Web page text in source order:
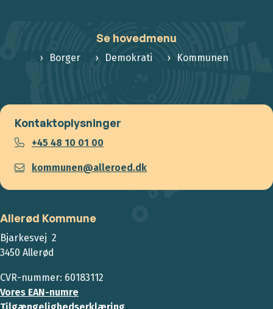
Se hovedmenu
Borger Demokrati Kommunen
Kontaktoplysninger
+45 48 10 01 00
kommunen@alleroed.dk
Allerød Kommune
Bjarkesvej 2
3450 Allerød
CVR-nummer: 60183112
Vores EAN-numre